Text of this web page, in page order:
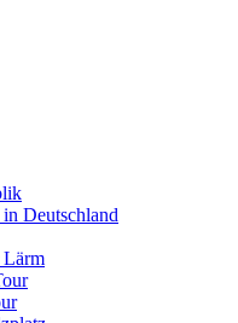
Deutschland
Lärm